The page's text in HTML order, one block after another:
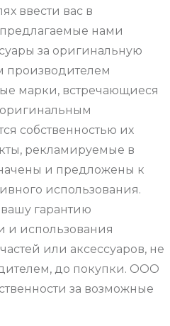
ввести вас в
нами
за оригинальную
марки, встречающиеся
оригинальным
собственностью их
рекламируемые в
и предложены к
использования.
гарантию
и использования
или аксессуаров, не
до покупки. ООО
за возможные